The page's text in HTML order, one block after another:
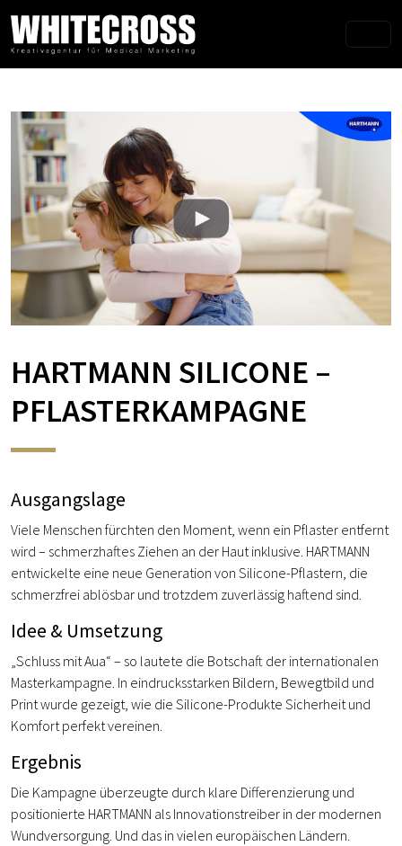
HARTMANN SILICONE –
PFLASTERKAMPAGNE
Ausgangslage
Viele Menschen fürchten den Moment, wenn ein Pflaster entfernt
wird – schmerzhaftes Ziehen an der Haut inklusive. HARTMANN
entwickelte eine neue Generation von Silicone-Pflastern, die
schmerzfrei ablösbar und trotzdem zuverlässig haftend sind.
Idee & Umsetzung
„Schluss mit Aua“ – so lautete die Botschaft der internationalen
Masterkampagne. In eindrucksstarken Bildern, Bewegtbild und
Print wurde gezeigt, wie die Silicone-Produkte Sicherheit und
Komfort perfekt vereinen.
Ergebnis
Die Kampagne überzeugte durch klare Differenzierung und
positionierte HARTMANN als Innovationstreiber in der modernen
Wundversorgung. Und das in vielen europäischen Ländern.